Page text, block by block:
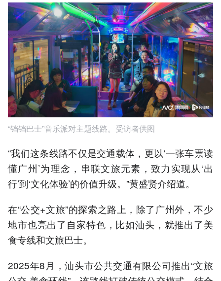
“铛铛巴士”音乐派对主题线路。受访者供图
“我们这条线路不仅是交通载体，更以‘一张车票读
懂广州’为理念，串联文旅元素，致力实现从‘出
行’到‘文化体验’的价值升级。”黄盛贤介绍道。
在“公交+文旅”的探索之路上，除了广州外，不少
地市也亮出了自家特色，比如汕头，就推出了美
食专线和文旅巴士。
2025年8月，汕头市公共交通有限公司推出“文旅